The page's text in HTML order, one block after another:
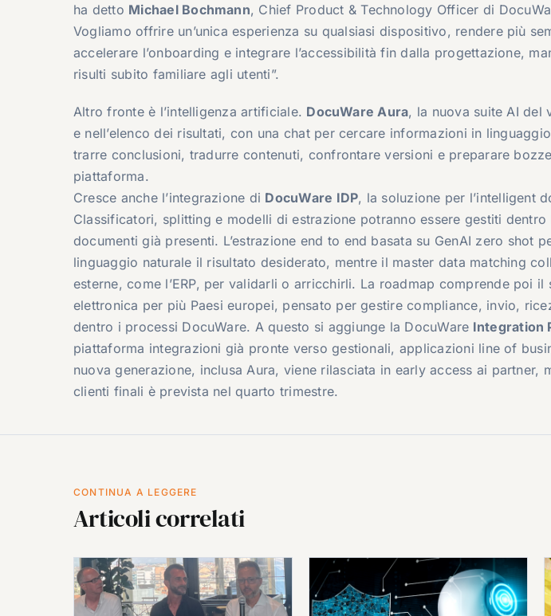
ha detto Michael Bochmann, Chief Product & Technology Officer di
Vogliamo offrire un’unica esperienza su qualsiasi dispositivo, rendere più
accelerare l’onboarding e integrare l’accessibilità fin dalla progettazione,
risulti subito familiare agli utenti”.
Altro fronte è l’intelligenza artificiale. DocuWare Aura, la nuova suite AI del
e nell’elenco dei risultati, con una chat per cercare informazioni in
trarre conclusioni, tradurre contenuti, confrontare versioni e preparare
piattaforma.
Cresce anche l’integrazione di DocuWare IDP, la soluzione per l’intelligent
Classificatori, splitting e modelli di estrazione potranno essere gestiti dentro
documenti già presenti. L’estrazione end to end basata su GenAI zero shot
linguaggio naturale il risultato desiderato, mentre il master data matching
esterne, come l’ERP, per validarli o arricchirli. La roadmap comprende poi
elettronica per più Paesi europei, pensato per gestire compliance, invio,
dentro i processi DocuWare. A questo si aggiunge la DocuWare Integration
piattaforma integrazioni già pronte verso gestionali, applicazioni line of
nuova generazione, inclusa Aura, viene rilasciata in early access ai partner,
clienti finali è prevista nel quarto trimestre.
CONTINUA A LEGGERE
Articoli correlati